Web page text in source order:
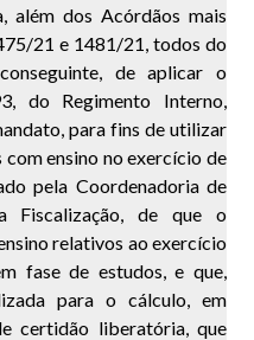
além dos Acórdãos mais
21 e 1481/21, todos do
de aplicar o
do Regimento Interno,
para fins de utilizar
ensino no exercício de
pela Coordenadoria de
Fiscalização, de que o
relativos ao exercício
fase de estudos, e que,
para o cálculo, em
certidão liberatória, que